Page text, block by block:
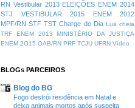
RN Vestibular 2013 ELEIÇÕES ENEM 2014
STJ
VESTIBULAR 2015
ENEM 2012
MPF/RN STF TST Charge do Dia Lua cheia
TRF
ENEM 2013
MINISTÉRIO DA JUSTIÇA
ENEM 2O15 OAB/RN PRF TCJU UFRN Vídeo
BLOGs PARCEIROS
Blog do BG
Fogo destrói residência em Natal e
deixa animais mortos após suspeita